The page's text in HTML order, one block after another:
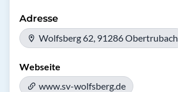
Adresse
Wolfsberg 62, 91286 Obertrubach
Webseite
www.sv-wolfsberg.de